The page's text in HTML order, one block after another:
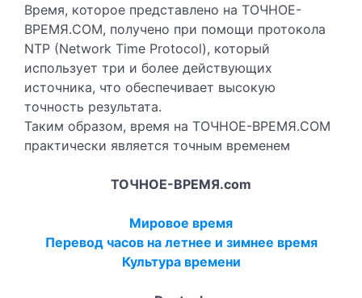
Время, которое представлено на ТОЧНОЕ-
ВРЕМЯ.COM, получено при помощи протокола
NTP (Network Time Protocol), который
использует три и более действующих
источника, что обеспечивает высокую
точность результата.
Таким образом, время на ТОЧНОЕ-ВРЕМЯ.COM
практически является точным временем
ТОЧНОЕ-ВРЕМЯ.com
Мировое время
Перевод часов на летнее и зимнее время
Культура времени